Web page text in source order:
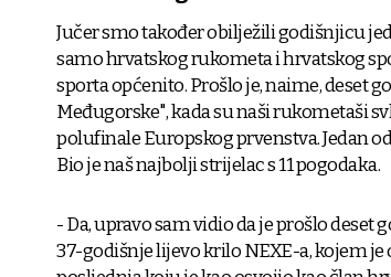
Jučer smo također obilježili godišnjicu
samo hrvatskog rukometa i hrvatskog
sporta općenito. Prošlo je, naime, deset
Međugorske", kada su naši rukometaši
polufinale Europskog prvenstva. Jedan
Bio je naš najbolji strijelac s 11 pogodaka.
- Da, upravo sam vidio da je prošlo deset
37-godišnje lijevo krilo NEXE-a, kojem